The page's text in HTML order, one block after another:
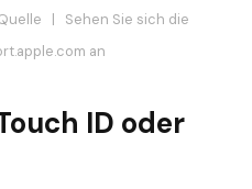
| Sehen Sie sich die
an
ID oder